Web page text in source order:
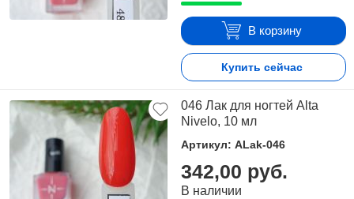
В корзину
Купить сейчас
046 Лак для ногтей Alta
Nivelo, 10 мл
Артикул: ALak-046
342,00 руб.
В наличии